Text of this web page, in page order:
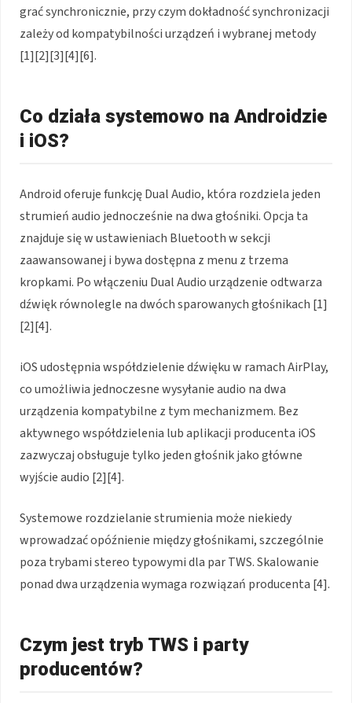
grać synchronicznie, przy czym dokładność synchronizacji
zależy od kompatybilności urządzeń i wybranej metody
[1][2][3][4][6].
Co działa systemowo na Androidzie
i iOS?
Android oferuje funkcję Dual Audio, która rozdziela jeden
strumień audio jednocześnie na dwa głośniki. Opcja ta
znajduje się w ustawieniach Bluetooth w sekcji
zaawansowanej i bywa dostępna z menu z trzema
kropkami. Po włączeniu Dual Audio urządzenie odtwarza
dźwięk równolegle na dwóch sparowanych głośnikach [1]
[2][4].
iOS udostępnia współdzielenie dźwięku w ramach AirPlay,
co umożliwia jednoczesne wysyłanie audio na dwa
urządzenia kompatybilne z tym mechanizmem. Bez
aktywnego współdzielenia lub aplikacji producenta iOS
zazwyczaj obsługuje tylko jeden głośnik jako główne
wyjście audio [2][4].
Systemowe rozdzielanie strumienia może niekiedy
wprowadzać opóźnienie między głośnikami, szczególnie
poza trybami stereo typowymi dla par TWS. Skalowanie
ponad dwa urządzenia wymaga rozwiązań producenta [4].
Czym jest tryb TWS i party
producentów?